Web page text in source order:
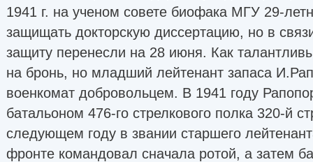
1941 г. на ученом совете биофака МГУ 29-
защищать докторскую диссертацию, но в
защиту перенесли на 28 июня. Как
на бронь, но младший лейтенант запаса
военкомат добровольцем. В 1941 году
батальоном 476-го стрелкового полка 320-й
следующем году в звании старшего
фронте командовал сначала ротой, а затем